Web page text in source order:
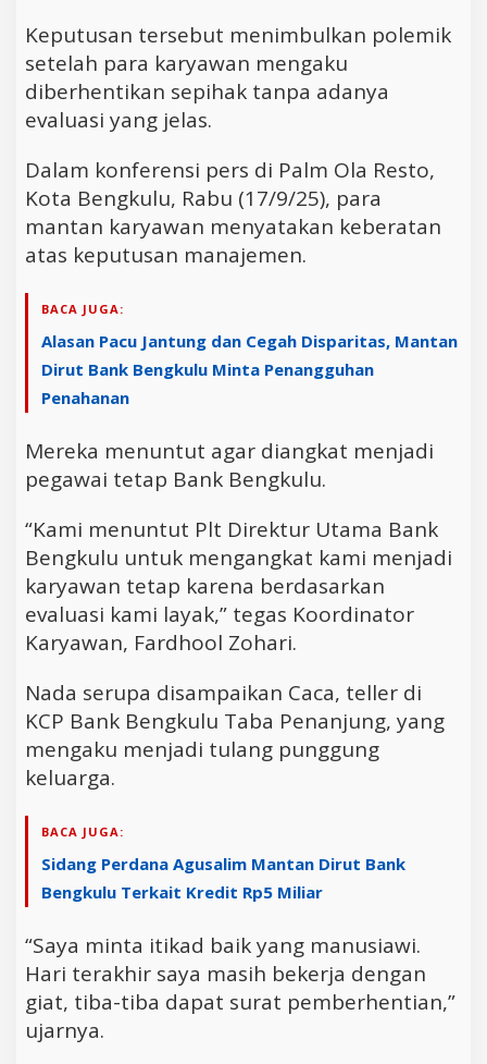
Keputusan tersebut menimbulkan polemik
setelah para karyawan mengaku
diberhentikan sepihak tanpa adanya
evaluasi yang jelas.
Dalam konferensi pers di Palm Ola Resto,
Kota Bengkulu, Rabu (17/9/25), para
mantan karyawan menyatakan keberatan
atas keputusan manajemen.
BACA JUGA:
Alasan Pacu Jantung dan Cegah Disparitas, Mantan
Dirut Bank Bengkulu Minta Penangguhan
Penahanan
Mereka menuntut agar diangkat menjadi
pegawai tetap Bank Bengkulu.
“Kami menuntut Plt Direktur Utama Bank
Bengkulu untuk mengangkat kami menjadi
karyawan tetap karena berdasarkan
evaluasi kami layak,” tegas Koordinator
Karyawan, Fardhool Zohari.
Nada serupa disampaikan Caca, teller di
KCP Bank Bengkulu Taba Penanjung, yang
mengaku menjadi tulang punggung
keluarga.
BACA JUGA:
Sidang Perdana Agusalim Mantan Dirut Bank
Bengkulu Terkait Kredit Rp5 Miliar
“Saya minta itikad baik yang manusiawi.
Hari terakhir saya masih bekerja dengan
giat, tiba-tiba dapat surat pemberhentian,”
ujarnya.